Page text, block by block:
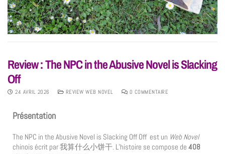
Review : The NPC in the Abusive Novel is Slacking
Off
24 AVRIL 2026 REVIEW WEB NOVEL 0 COMMENTAIRE
Présentation
The NPC in the Abusive Novel is Slacking Off Off est un Web Novel
chinois écrit par 我算什么小饼干. L’histoire se compose de 408